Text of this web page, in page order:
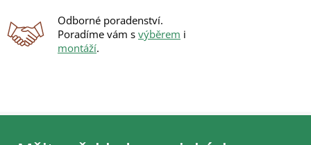
Odborné poradenství.
Poradíme vám s výběrem i
montáží.
Z